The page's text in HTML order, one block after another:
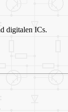
digitalen ICs.